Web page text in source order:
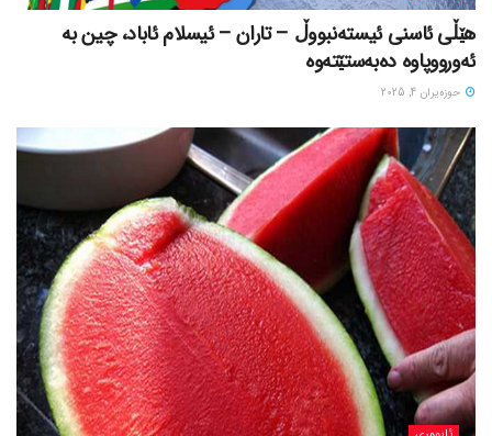
هێڵی ئاسنی ئیستەنبووڵ – تاران – ئیسلام ئاباد، چین بە
ئەورووپاوە دەبەستێتەوە
حوزه‌یران 4, 2025